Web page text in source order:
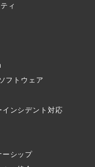
ィ
トウェア
ンシデント対応
シップ